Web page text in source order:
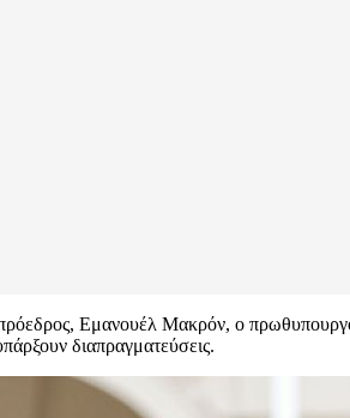
Εμανουέλ Μακρόν, ο
διαπραγματεύσεις.